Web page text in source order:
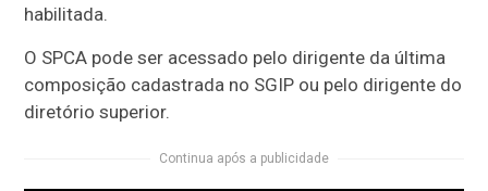
habilitada.
O SPCA pode ser acessado pelo dirigente da última
composição cadastrada no SGIP ou pelo dirigente do
diretório superior.
Continua após a publicidade